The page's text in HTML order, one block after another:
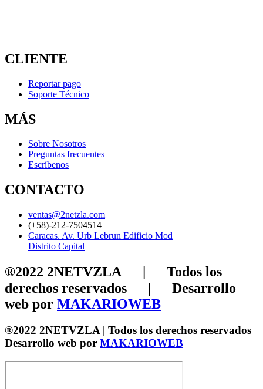
CLIENTE
Reportar pago
Soporte Técnico
MÁS
Sobre Nosotros
Preguntas frecuentes
Escríbenos
CONTACTO
ventas@2netzla.com
(+58)-212-7504514
Caracas. Av. Urb Lebrun Edificio Mod
Distrito Capital
®2022 2NETVZLA⠀⠀|⠀⠀Todos los
derechos reservados⠀⠀|⠀⠀Desarrollo
web por MAKARIOWEB
®2022 2NETVZLA | Todos los derechos reservados
Desarrollo web por MAKARIOWEB